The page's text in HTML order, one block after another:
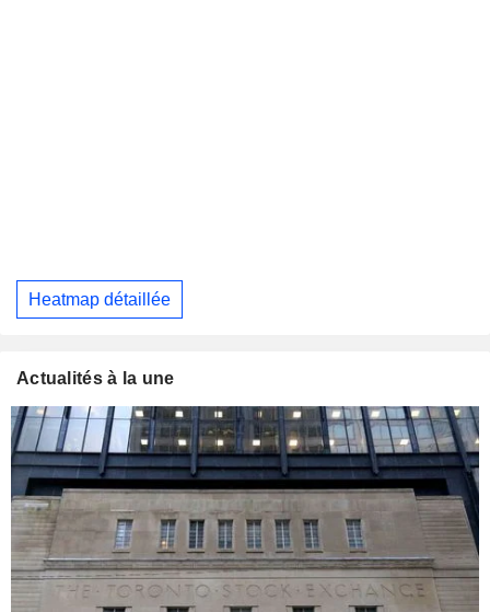
Heatmap détaillée
Actualités à la une